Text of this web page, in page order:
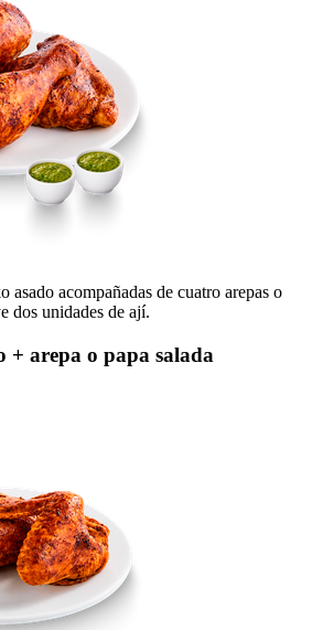
asado acompañadas de cuatro arepas o
dos unidades de ají.
+ arepa o papa salada